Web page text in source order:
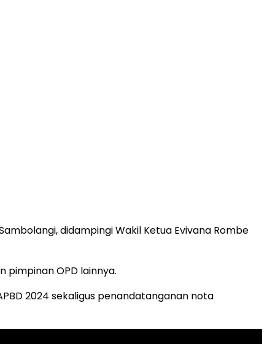
didampingi Wakil Ketua Evivana Rombe
pimpinan OPD lainnya.
2024 sekaligus penandatanganan nota